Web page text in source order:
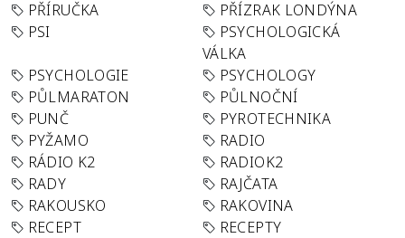
PŘÍRUČKA
PŘÍZRAK LONDÝNA
PSI
PSYCHOLOGICKÁ
VÁLKA
PSYCHOLOGIE
PSYCHOLOGY
PŮLMARATON
PŮLNOČNÍ
PUNČ
PYROTECHNIKA
PYŽAMO
RADIO
RÁDIO K2
RADIOK2
RADY
RAJČATA
RAKOUSKO
RAKOVINA
RECEPT
RECEPTY